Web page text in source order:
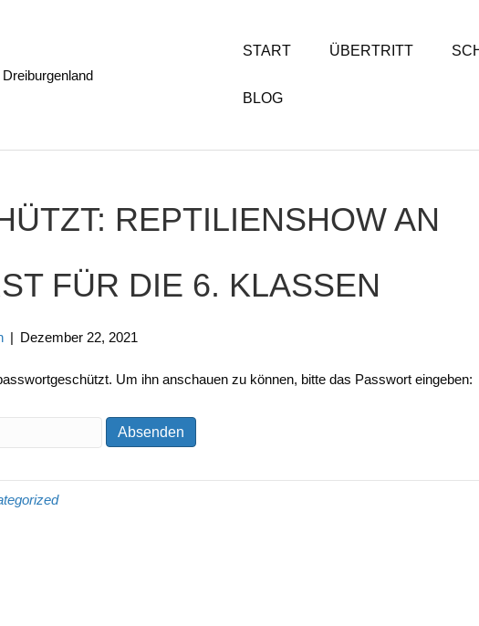
START ÜBERTRITT
BLOG
REPTILIENSHOW AN
FÜR DIE 6. KLASSEN
| Dezember 22, 2021
Um ihn anschauen zu können, bitte das Passwort eingeben: